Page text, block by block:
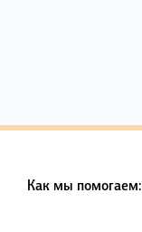
Как мы помогаем: